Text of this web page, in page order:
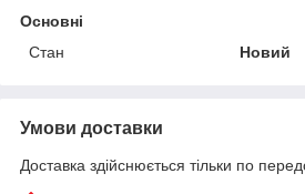
Основні
Стан
Новий
Умови доставки
Доставка здійснюється тільки по